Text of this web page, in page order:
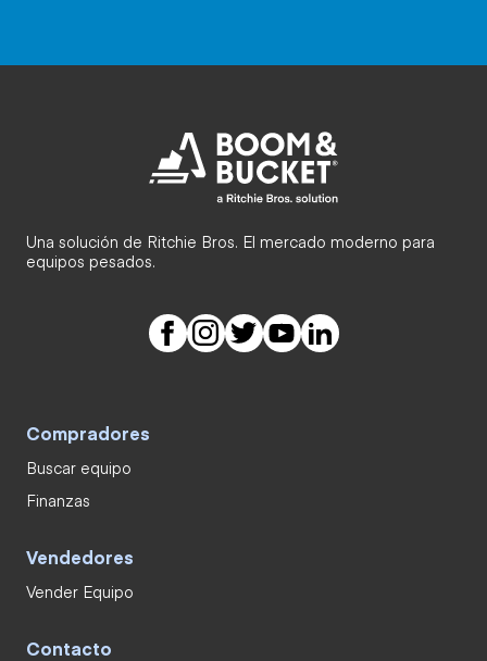
Una solución de Ritchie Bros. El mercado moderno para
equipos pesados.
Compradores
Buscar equipo
Finanzas
Vendedores
Vender Equipo
Contacto